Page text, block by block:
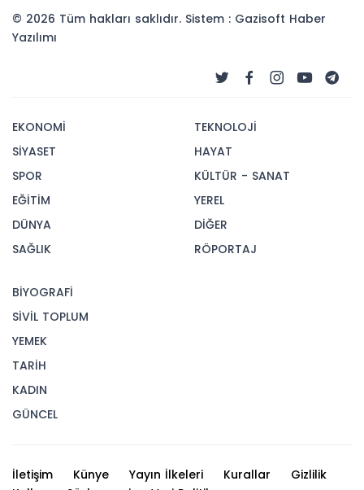
© 2026 Tüm hakları saklıdır. Sistem : Gazisoft Haber
Yazılımı
EKONOMİ
SİYASET
SPOR
EĞİTİM
DÜNYA
SAĞLIK
TEKNOLOJİ
HAYAT
KÜLTÜR - SANAT
YEREL
DİĞER
RÖPORTAJ
BİYOGRAFİ
SİVİL TOPLUM
YEMEK
TARİH
KADIN
GÜNCEL
İletişim Künye Yayın İlkeleri Kurallar
Gizlilik